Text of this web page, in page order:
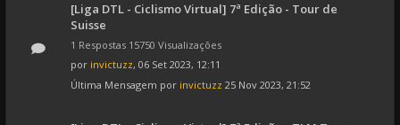
[Liga DTL - Ciclismo Virtual] 7ª Edição - Tour de
Suisse
1 Respostas 15750 Visualizações
por invictuzz, 06 Set 2023, 12:11
Última Mensagem por invictuzz 25 Nov 2023, 21:52